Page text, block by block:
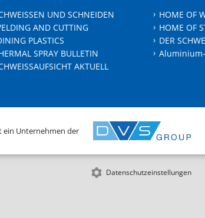
UND SCHNEIDEN
AND CUTTING
PLASTICS
SPRAY BULLETIN
AKTUELL
HOME OF
HOME OF
DER
ein Unternehmen der
Datenschutzeinstellungen